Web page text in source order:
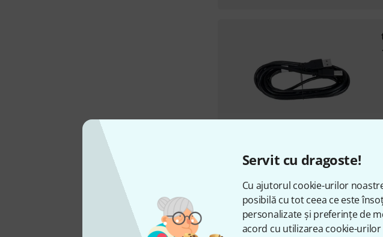
Servit cu dragoste!
Cu ajutorul cookie-urilor
posibilă cu tot ceea ce este
personalizate și preferințe de
acord cu utilizarea cookie-